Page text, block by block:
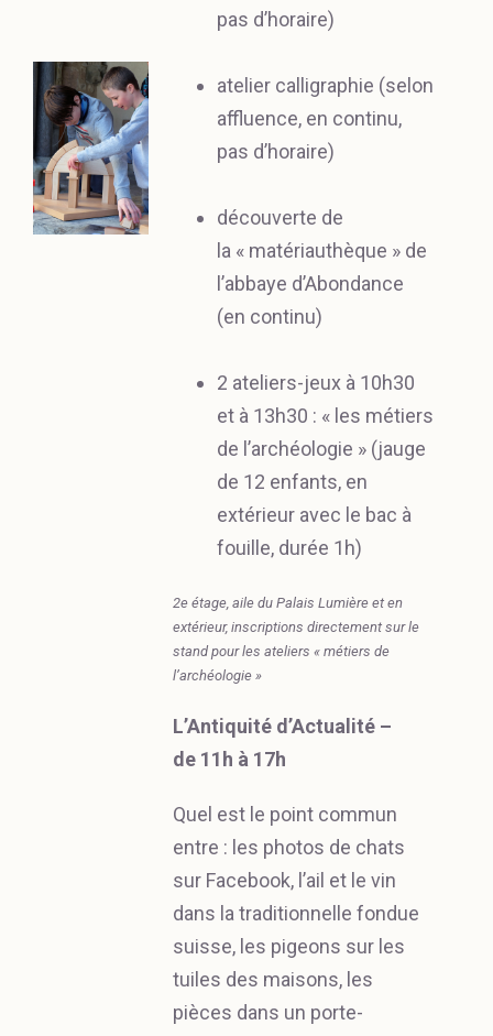
pas d’horaire)
atelier calligraphie (selon
affluence, en continu,
pas d’horaire)
découverte de
la « matériauthèque » de
l’abbaye d’Abondance
(en continu)
2 ateliers-jeux à 10h30
et à 13h30 : « les métiers
de l’archéologie » (jauge
de 12 enfants, en
extérieur avec le bac à
fouille, durée 1h)
2e étage, aile du Palais Lumière et en
extérieur, inscriptions directement sur le
stand pour les ateliers « métiers de
l’archéologie »
L’Antiquité d’Actualité –
de 11h à 17h
Quel est le point commun
entre : les photos de chats
sur Facebook, l’ail et le vin
dans la traditionnelle fondue
suisse, les pigeons sur les
tuiles des maisons, les
pièces dans un porte-